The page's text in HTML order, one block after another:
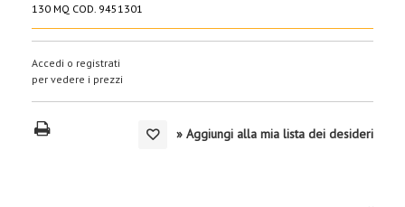
130 MQ COD. 9451301
Accedi o registrati
per vedere i prezzi
» Aggiungi alla mia lista dei desideri